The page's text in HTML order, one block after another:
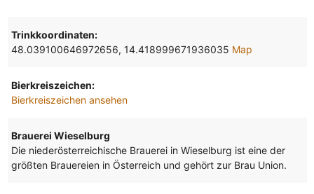
Trinkkoordinaten:
48.039100646972656, 14.418999671936035 Map
Bierkreiszeichen:
Bierkreiszeichen ansehen
Brauerei Wieselburg
Die niederösterreichische Brauerei in Wieselburg ist eine der
größten Brauereien in Österreich und gehört zur Brau Union.